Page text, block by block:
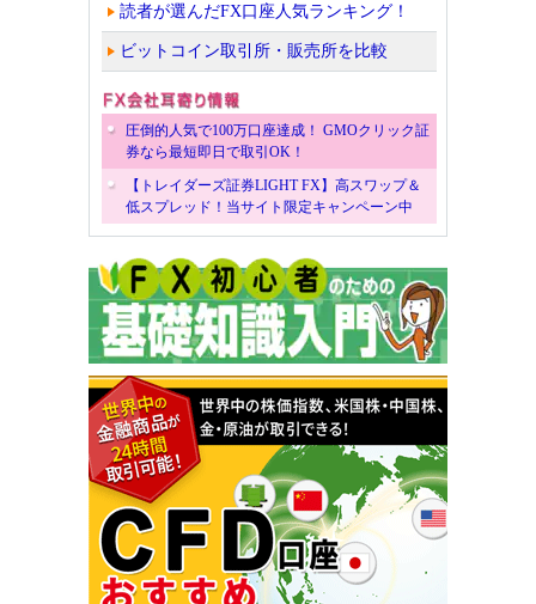
読者が選んだFX口座人気ランキング！
ビットコイン取引所・販売所を比較
圧倒的人気で100万口座達成！ GMOクリック証
券なら最短即日で取引OK！
【トレイダーズ証券LIGHT FX】高スワップ＆
低スプレッド！当サイト限定キャンペーン中